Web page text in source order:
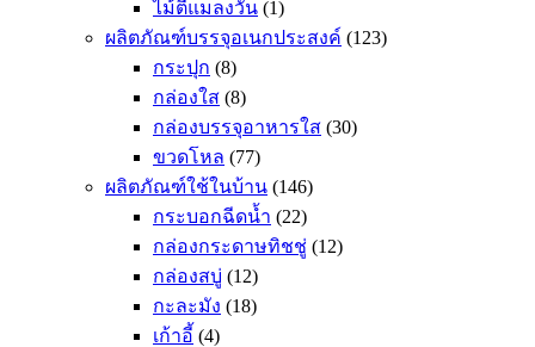
ไม้ตีแมลงวัน (1)
ผลิตภัณฑ์บรรจุอเนกประสงค์ (123)
กระปุก (8)
กล่องใส (8)
กล่องบรรจุอาหารใส (30)
ขวดโหล (77)
ผลิตภัณฑ์ใช้ในบ้าน (146)
กระบอกฉีดน้ำ (22)
กล่องกระดาษทิชชู่ (12)
กล่องสบู่ (12)
กะละมัง (18)
เก้าอี้ (4)